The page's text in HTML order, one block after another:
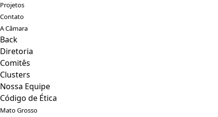
Projetos
Contato
A Câmara
Back
Diretoria
Comitês
Clusters
Nossa Equipe
Código de Ética
Mato Grosso